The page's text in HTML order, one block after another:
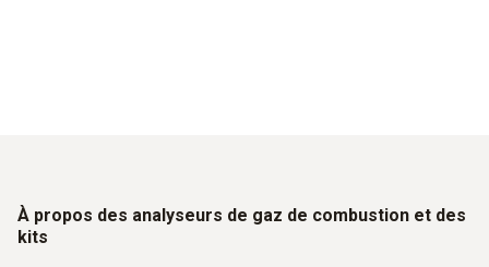
À propos des analyseurs de gaz de combustion et des
kits